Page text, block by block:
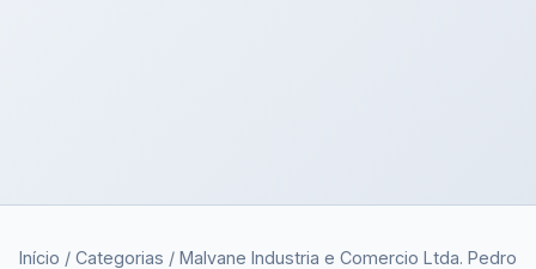
Início / Categorias / Malvane Industria e Comercio Ltda. Pedro